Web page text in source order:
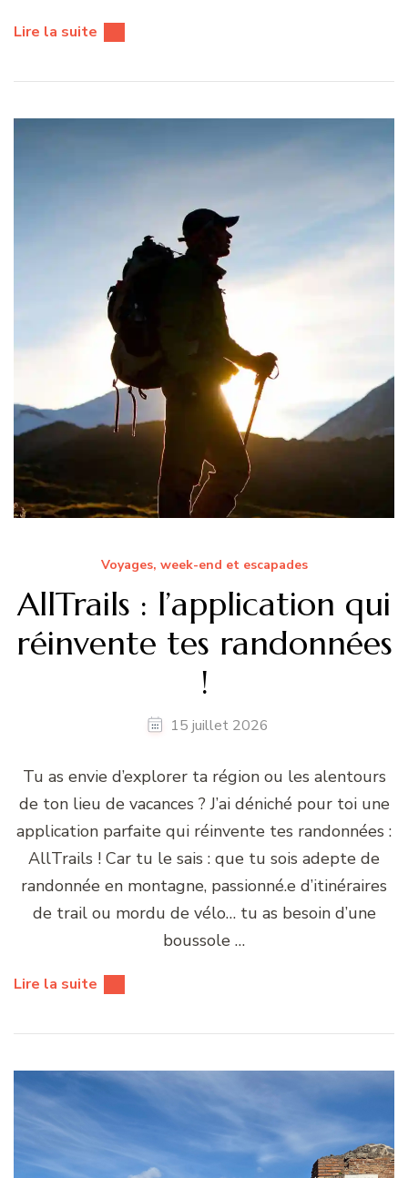
Lire la suite
Voyages, week-end et escapades
AllTrails : l’application qui
réinvente tes randonnées
!
15 juillet 2026
Tu as envie d’explorer ta région ou les alentours
de ton lieu de vacances ? J’ai déniché pour toi une
application parfaite qui réinvente tes randonnées :
AllTrails ! Car tu le sais : que tu sois adepte de
randonnée en montagne, passionné.e d’itinéraires
de trail ou mordu de vélo… tu as besoin d’une
boussole …
Lire la suite